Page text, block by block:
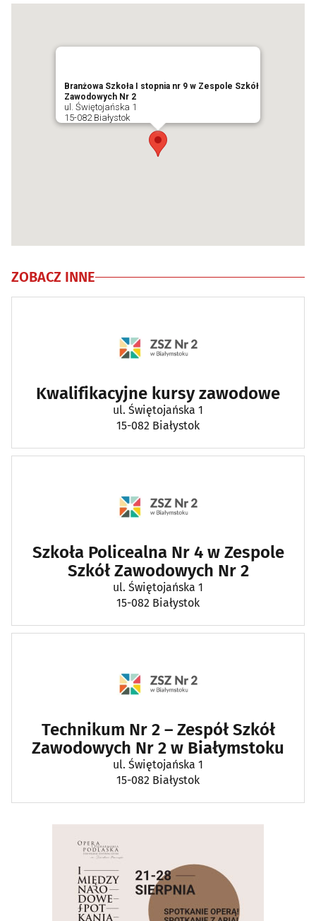
Branżowa Szkoła I stopnia nr 9 w Zespole Szkół
Zawodowych Nr 2
ul. Świętojańska 1
15-082 Białystok
ZOBACZ INNE
Kwalifikacyjne kursy zawodowe
ul. Świętojańska 1
15-082 Białystok
Szkoła Policealna Nr 4 w Zespole
Szkół Zawodowych Nr 2
ul. Świętojańska 1
15-082 Białystok
Technikum Nr 2 – Zespół Szkół
Zawodowych Nr 2 w Białymstoku
ul. Świętojańska 1
15-082 Białystok